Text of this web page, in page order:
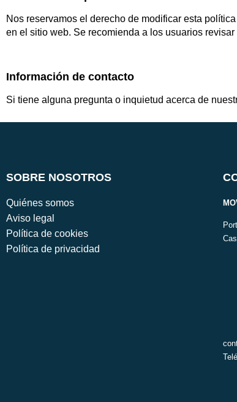
Nos reservamos el derecho de modificar esta
en el sitio web. Se recomienda a los usuarios
Información de contacto
Si tiene alguna pregunta o inquietud acerca de
SOBRE NOSOTROS
Quiénes somos
Aviso legal
Política de cookies
Política de privacidad